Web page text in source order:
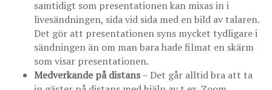
samtidigt som presentationen kan mixas in i
livesändningen, sida vid sida med en bild av talaren.
Det gör att presentationen syns mycket tydligare i
sändningen än om man bara hade filmat en skärm
som visar presentationen.
Medverkande på distans– Det går alltid bra att ta